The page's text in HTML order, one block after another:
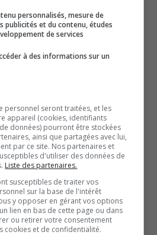
15h30
de 200 000$ pour la
Gadbois
personnalisés, mesure de
publicités et du contenu, études
de services
à des informations sur un
personnel seront traitées, et les
appareil (cookies, identifiants
données) pourront être stockées
ainsi que partagées avec lui,
par ce site. Nos partenaires et
d'utiliser des données de
Liste des partenaires.
susceptibles de traiter vos
sur la base de l'intérêt
y opposer en gérant vos options
lien en bas de cette page ou dans
ou retirer votre consentement
cookies et de confidentialité.